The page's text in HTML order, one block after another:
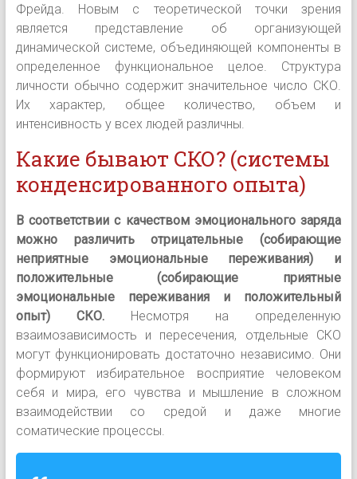
Фрейда. Новым с теоретической точки зрения
является представление об организующей
динамической системе, объединяющей компоненты в
определенное функциональное целое. Структура
личности обычно содержит значительное число СКО.
Их характер, общее количество, объем и
интенсивность у всех людей различны.
Какие бывают СКО? (системы
конденсированного опыта)
В соответствии с качеством эмоционального заряда
можно различить отрицательные (собирающие
неприятные эмоциональные переживания) и
положительные (собирающие приятные
эмоциональные переживания и положительный
опыт) СКО.Несмотря на определенную
взаимозависимость и пересечения, отдельные СКО
могут функционировать достаточно независимо. Они
формируют избирательное восприятие человеком
себя и мира, его чувства и мышление в сложном
взаимодействии со средой и даже многие
соматические процессы.